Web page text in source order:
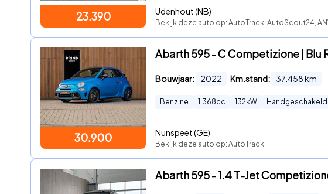
23.390 Udenhout (NB)
Bekijk deze auto op: AutoTrack, AutoScout24,
30.900
Abarth 595 - C Competizione | Blu
Bouwjaar: 2022 Km.stand: 37.458km
Benzine 1.368cc 132kW Handgeschakeld
Nunspeet (GE)
Bekijk deze auto op: AutoTrack
Abarth 595 - 1.4 T-Jet